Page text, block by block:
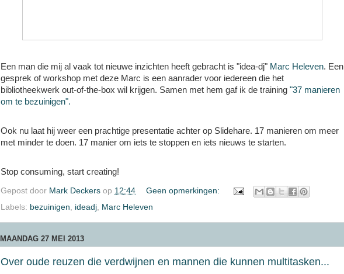
Een man die mij al vaak tot nieuwe inzichten heeft gebracht is "idea-dj" Marc Heleven. Een
gesprek of workshop met deze Marc is een aanrader voor iedereen die het
bibliotheekwerk out-of-the-box wil krijgen. Samen met hem gaf ik de training "37 manieren
om te bezuinigen".
Ook nu laat hij weer een prachtige presentatie achter op Slidehare. 17 manieren om meer
met minder te doen. 17 manier om iets te stoppen en iets nieuws te starten.
Stop consuming, start creating!
Gepost door Mark Deckers op 12:44
Geen opmerkingen:
Labels: bezuinigen ideadj Marc Heleven
MAANDAG 27 MEI 2013
Over oude reuzen die verdwijnen en mannen die kunnen multitasken...